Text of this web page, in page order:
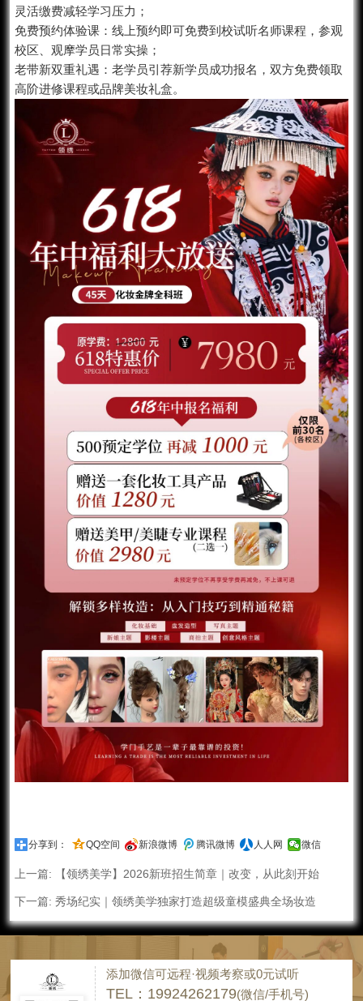
灵活缴费减轻学习压力；
免费预约体验课：线上预约即可免费到校试听名师课程，参观
校区、观摩学员日常实操；
老带新双重礼遇：老学员引荐新学员成功报名，双方免费领取
高阶进修课程或品牌美妆礼盒。
分享到： QQ空间 新浪微博 腾讯微博 人人网 微信
上一篇: 【领绣美学】2026新班招生简章｜改变，从此刻开始
下一篇: 秀场纪实｜领绣美学独家打造超级童模盛典全场妆造
添加微信可远程·视频考察或0元试听
TEL：19924262179(微信/手机号)